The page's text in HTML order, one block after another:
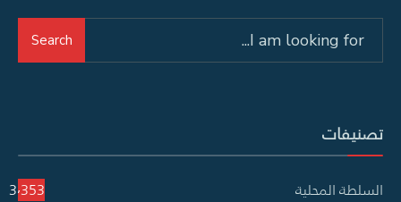
Search
تصنيفات
السلطة المحلية
3٬353